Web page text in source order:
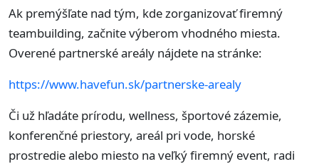
Ak premýšľate nad tým, kde zorganizovať firemný
teambuilding, začnite výberom vhodného miesta.
Overené partnerské areály nájdete na stránke:
https://www.havefun.sk/partnerske-arealy
Či už hľadáte prírodu, wellness, športové zázemie,
konferenčné priestory, areál pri vode, horské
prostredie alebo miesto na veľký firemný event, radi